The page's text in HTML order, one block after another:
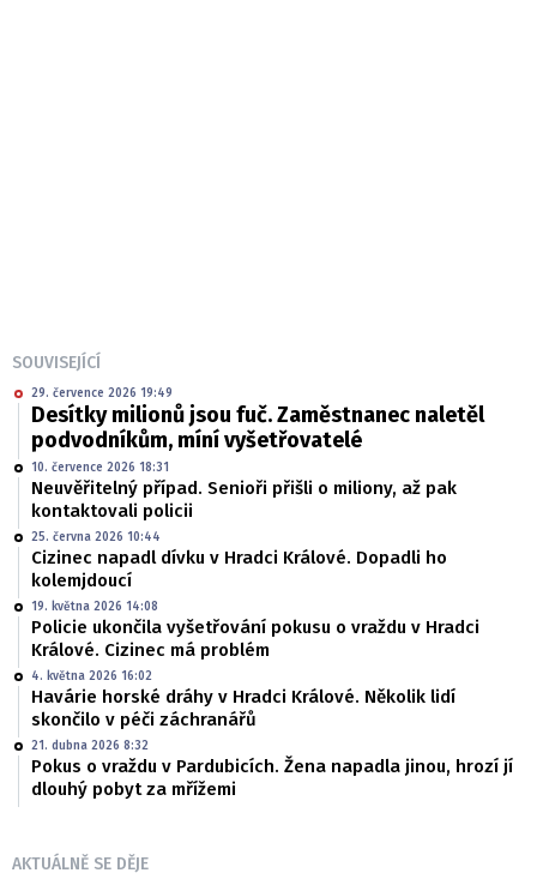
SOUVISEJÍCÍ
29. července 2026 19:49
Desítky milionů jsou fuč. Zaměstnanec naletěl
podvodníkům, míní vyšetřovatelé
10. července 2026 18:31
Neuvěřitelný případ. Senioři přišli o miliony, až pak
kontaktovali policii
25. června 2026 10:44
Cizinec napadl dívku v Hradci Králové. Dopadli ho
kolemjdoucí
19. května 2026 14:08
Policie ukončila vyšetřování pokusu o vraždu v Hradci
Králové. Cizinec má problém
4. května 2026 16:02
Havárie horské dráhy v Hradci Králové. Několik lidí
skončilo v péči záchranářů
21. dubna 2026 8:32
Pokus o vraždu v Pardubicích. Žena napadla jinou, hrozí jí
dlouhý pobyt za mřížemi
AKTUÁLNĚ SE DĚJE